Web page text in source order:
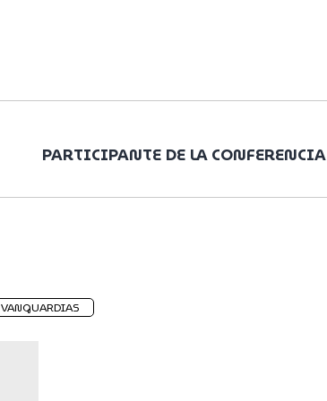
PARTICIPANTE DE LA CONFERENCIA
VANGUARDIAS